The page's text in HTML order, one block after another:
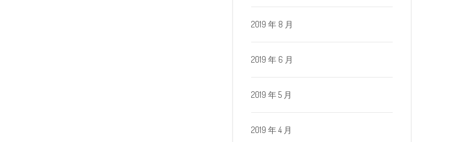
2019 年 8 月
2019 年 6 月
2019 年 5 月
2019 年 4 月